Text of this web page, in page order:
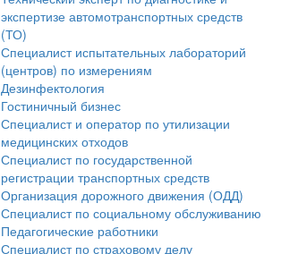
экспертизе автомотранспортных средств
(ТО)
Специалист испытательных лабораторий
(центров) по измерениям
Дезинфектология
Гостиничный бизнес
Специалист и оператор по утилизации
медицинских отходов
Специалист по государственной
регистрации транспортных средств
Организация дорожного движения (ОДД)
Специалист по социальному обслуживанию
Педагогические работники
Специалист по страховому делу